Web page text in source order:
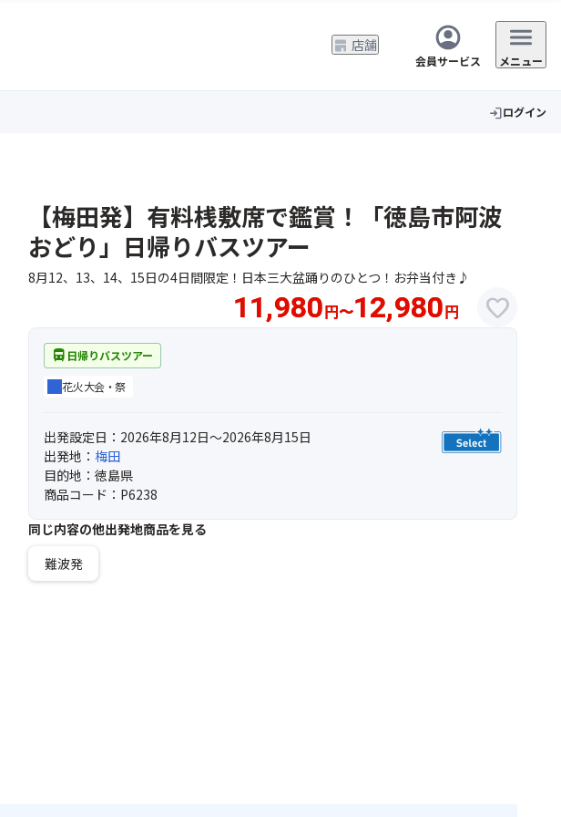
店舗
会員サービス メニュー
loginログイン
【梅田発】有料桟敷席で鑑賞！「徳島市阿波
おどり」日帰りバスツアー
8月12、13、14、15日の4日間限定！日本三大盆踊りのひとつ！お弁当付き♪
11,980 円〜12,980 円 favorite
directions_bus 日帰りバスツアー
花火大会・祭
出発設定日：2026年8月12日～2026年8月15日
出発地： 梅田
目的地：徳島県
商品コード：P6238
同じ内容の他出発地商品を見る
難波発